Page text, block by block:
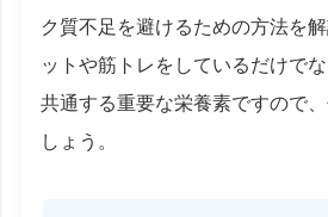
ク質不足を避けるための方法を
ットや筋トレをしているだけで
共通する重要な栄養素ですので
しょう。